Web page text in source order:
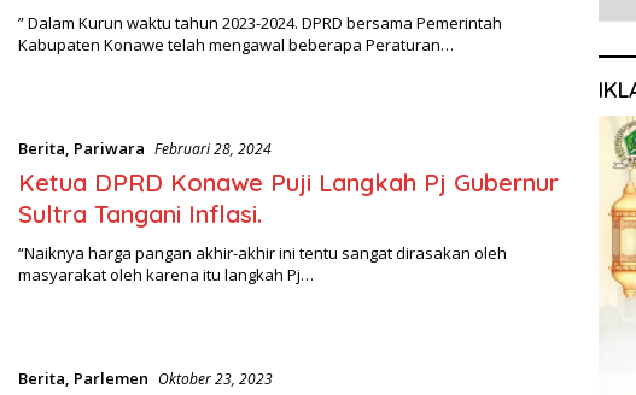
” Dalam Kurun waktu tahun 2023-2024. DPRD bersama Pemerintah
Kabupaten Konawe telah mengawal beberapa Peraturan…
Berita, Pariwara Februari 28, 2024
Ketua DPRD Konawe Puji Langkah Pj Gubernur
Sultra Tangani Inflasi.
“Naiknya harga pangan akhir-akhir ini tentu sangat dirasakan oleh
masyarakat oleh karena itu langkah Pj…
Berita, Parlemen Oktober 23, 2023